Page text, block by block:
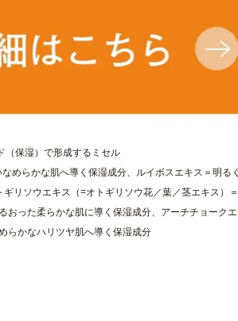
（保湿）で形成するミセル
めらかな肌へ導く保湿成分、ルイボスエキス＝明る
リソウエキス（=オトギリソウ花／葉／茎エキス）
った柔らかな肌に導く保湿成分、アーチチョーク
らかなハリツヤ肌へ導く保湿成分